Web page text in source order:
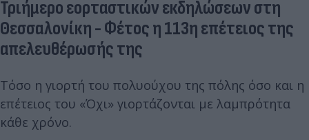
Τριήμερο εορταστικών εκδηλώσεων στη
Θεσσαλονίκη - Φέτος η 113η επέτειος της
απελευθέρωσής της
Τόσο η γιορτή του πολυούχου της πόλης όσο και η
επέτειος του «Όχι» γιορτάζονται με λαμπρότητα
κάθε χρόνο.